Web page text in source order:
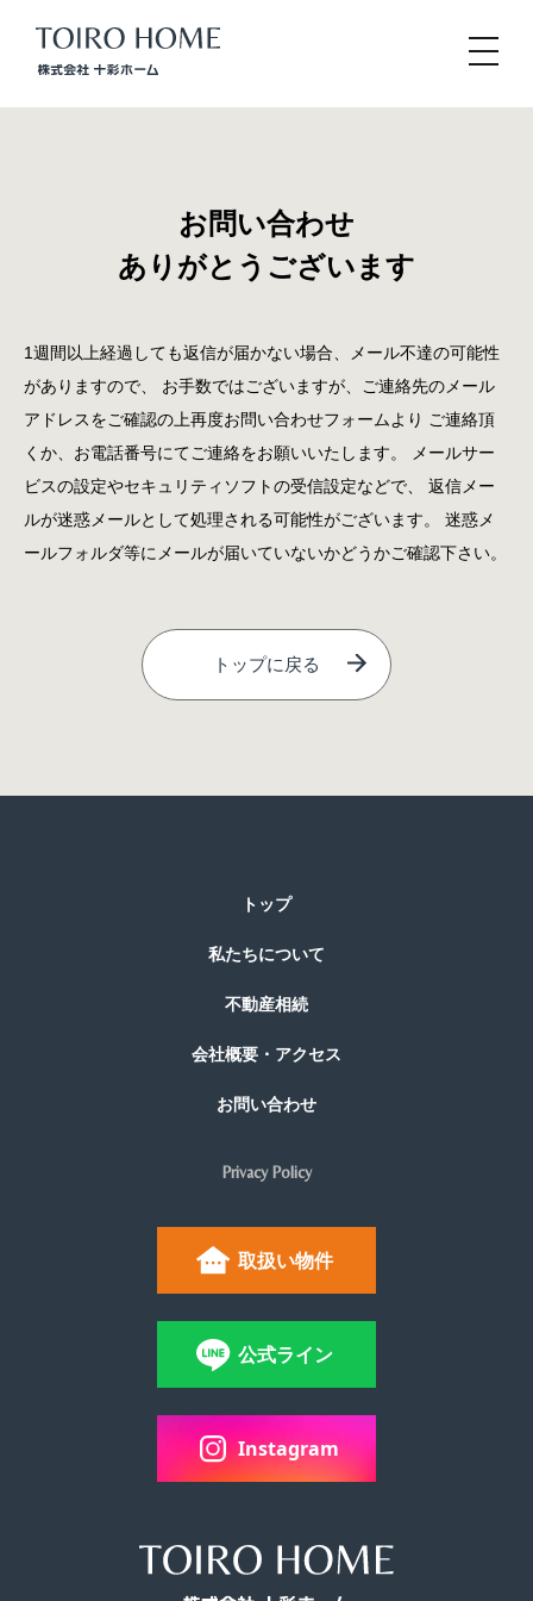
お問い合わせ
ありがとうございます
1週間以上経過しても返信が届かない場合、メール不達の可能性
がありますので、
お手数ではございますが、ご連絡先のメール
アドレスをご確認の上再度お問い合わせフォームより ご連絡頂
くか、お電話番号にてご連絡をお願いいたします。
メールサー
ビスの設定やセキュリティソフトの受信設定などで、
返信メー
ルが迷惑メールとして処理される可能性がございます。
迷惑メ
ールフォルダ等にメールが届いていないかどうかご確認下さい。
トップに戻る
トップ
私たちについて
不動産相続
会社概要・アクセス
お問い合わせ
Privacy Policy